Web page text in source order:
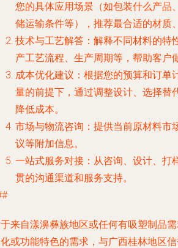
您的具体应用场景（如包装什么产品
储运输条件等），推荐最合适的材质
技术与工艺解答 ：解释不同材料的
产工艺流程、生产周期等，帮助客户
成本优化建议 ：根据您的预算和订
量的前提下，通过调整设计、选择替
降低成本。
市场与物流咨询 ：提供当前原材料
议等附加信息。
一站式服务对接 ：从咨询、设计、
贯的沟通渠道和服务支持。
来自漾濞彝族地区或任何有吸塑制品
或功能特色的需求，与广西桂林地区